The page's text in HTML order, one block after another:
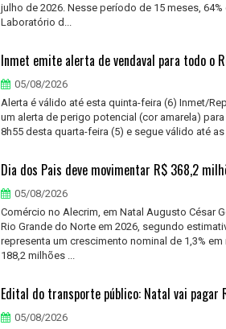
julho de 2026. Nesse período de 15 meses,
Laboratório d...
Inmet emite alerta de vendaval para todo o
05/08/2026
Alerta é válido até esta quinta-feira (6) Inmet/
um alerta de perigo potencial (cor amarela)
8h55 desta quarta-feira (5) e segue válido até
Dia dos Pais deve movimentar R$ 368,2
05/08/2026
Comércio no Alecrim, em Natal Augusto César
Rio Grande do Norte em 2026, segundo
representa um crescimento nominal de 1,3%
188,2 milhões ...
Edital do transporte público: Natal vai pagar
05/08/2026